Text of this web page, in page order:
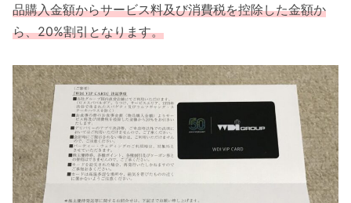
品購入金額からサービス料及び消費税を控除した金額か
ら、20%割引となります。